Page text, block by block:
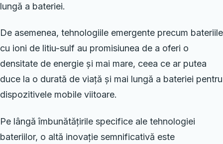
lungă a bateriei.
De asemenea, tehnologiile emergente precum bateriile
cu ioni de litiu-sulf au promisiunea de a oferi o
densitate de energie și mai mare, ceea ce ar putea
duce la o durată de viață și mai lungă a bateriei pentru
dispozitivele mobile viitoare.
Pe lângă îmbunătățirile specifice ale tehnologiei
bateriilor, o altă inovație semnificativă este